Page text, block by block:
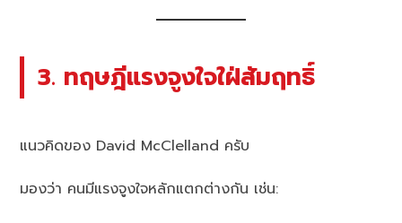
3. ทฤษฎีแรงจูงใจใฝ่สัมฤทธิ์
แนวคิดของ David McClelland ครับ
มองว่า คนมีแรงจูงใจหลักแตกต่างกัน เช่น: